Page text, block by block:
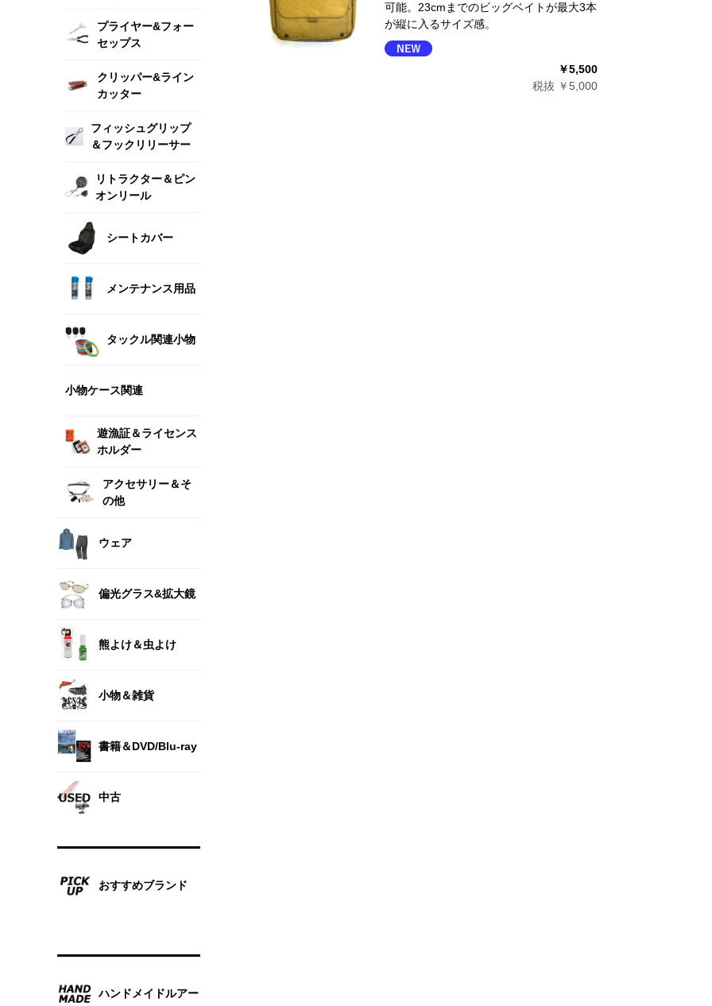
プライヤー&フォー
セップス
クリッパー&ライン
カッター
フィッシュグリップ
＆フックリリーサー
リトラクター＆ピン
オンリール
シートカバー
メンテナンス用品
タックル関連小物
小物ケース関連
遊漁証＆ライセンス
ホルダー
アクセサリー＆そ
の他
ウェア
偏光グラス&拡大鏡
熊よけ＆虫よけ
小物＆雑貨
書籍＆DVD/Blu-ray
中古
おすすめブランド
ハンドメイドルアー
可能。23cmまでのビッグベイトが最大3本
が縦に入るサイズ感。
￥5,500
税抜 ￥5,000